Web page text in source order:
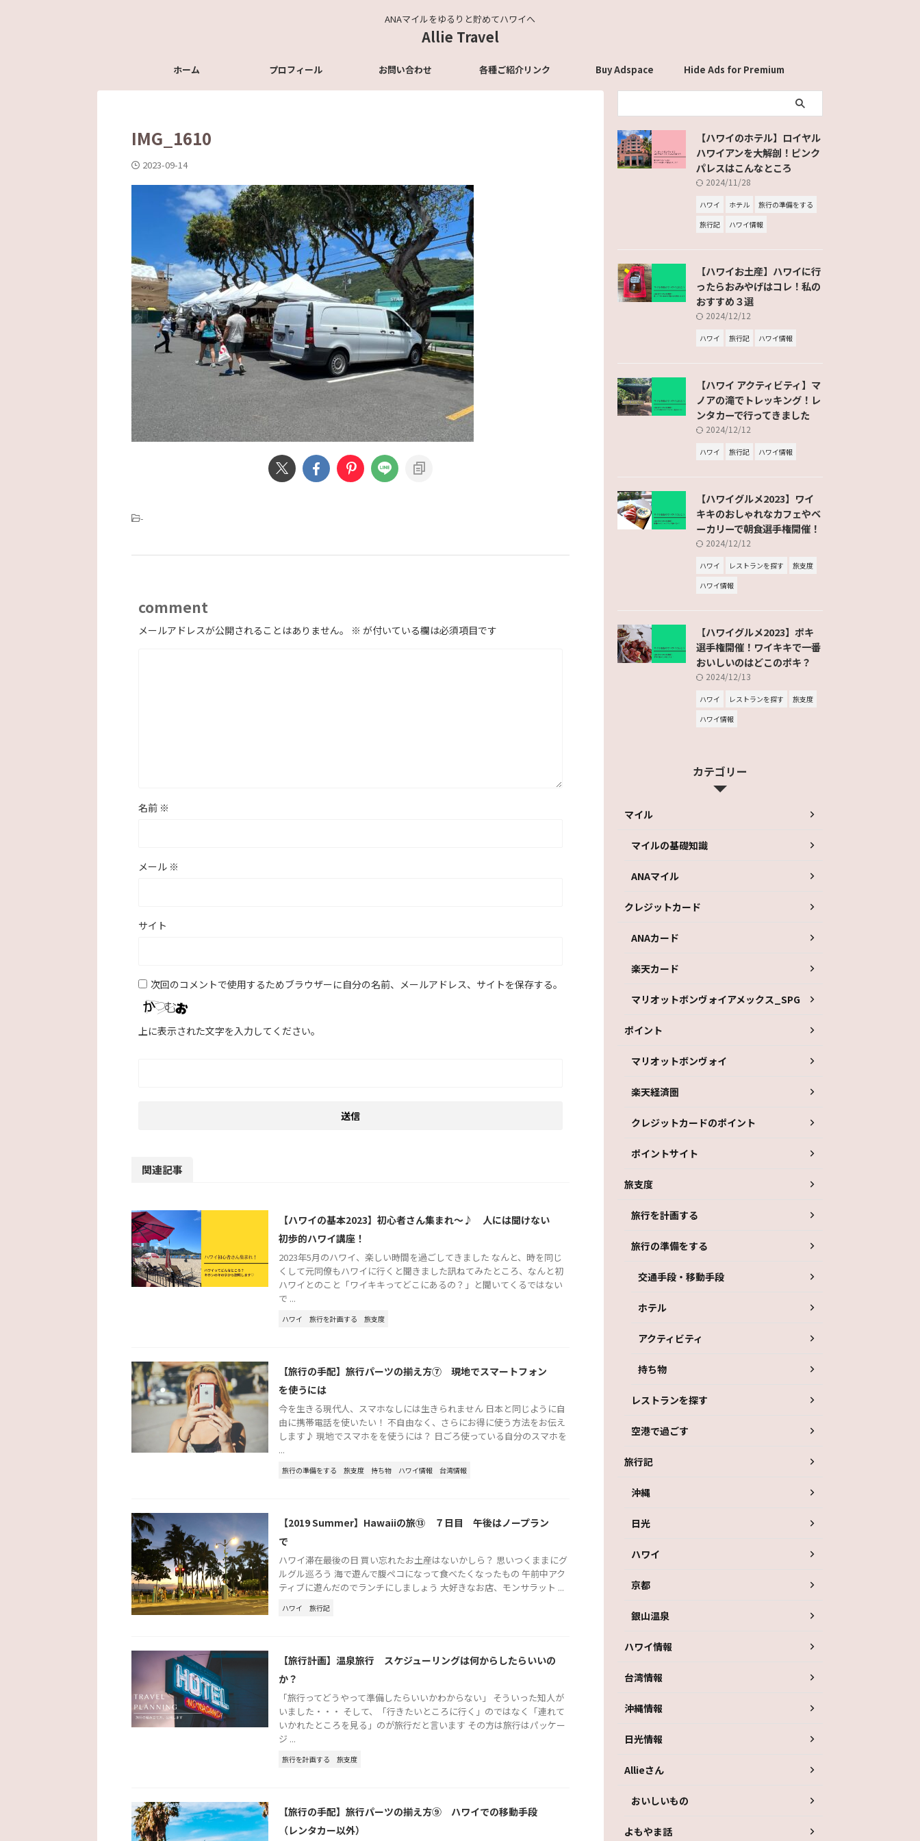
ANAマイルをゆるりと貯めてハワイへ
Allie Travel
ホーム プロフィール お問い合わせ 各種ご紹介リンク Buy Adspace Hide Ads for Premium
IMG_1610
2023-09-14
-
comment
メールアドレスが公開されることはありません。 ※ が付いている欄は必須項目です
名前 ※
メール ※
サイト
次回のコメントで使用するためブラウザーに自分の名前、メールアドレス、サイトを保存する。
上に表示された文字を入力してください。
関連記事
【ハワイの基本2023】初心者さん集まれ～♪ 人には聞けない
初歩的ハワイ講座！
2023年5月のハワイ、楽しい時間を過ごしてきました なんと、時を同じ
くして元同僚もハワイに行くと聞きました訊ねてみたところ、なんと初
ハワイとのこと「ワイキキってどこにあるの？」と聞いてくるではない
で ...
ハワイ 旅行を計画する 旅支度
【旅行の手配】旅行パーツの揃え方⑦ 現地でスマートフォン
を使うには
今を生きる現代人、スマホなしには生きられません 日本と同じように自
由に携帯電話を使いたい！ 不自由なく、さらにお得に使う方法をお伝え
します♪ 現地でスマホをを使うには？ 日ごろ使っている自分のスマホを
...
旅行の準備をする 旅支度 持ち物 ハワイ情報 台湾情報
【2019 Summer】Hawaiiの旅⑬ ７日目 午後はノープラン
で
ハワイ滞在最後の日 買い忘れたお土産はないかしら？ 思いつくままにグ
ルグル巡ろう 海で遊んで腹ペコになって食べたくなったもの 午前中アク
ティブに遊んだのでランチにしましょう 大好きなお店、モンサラット ...
ハワイ 旅行記
【旅行計画】温泉旅行 スケジューリングは何からしたらいいの
か？
「旅行ってどうやって準備したらいいかわからない」 そういった知人が
いました・・・ そして、「行きたいところに行く」のではなく「連れて
いかれたところを見る」のが旅行だと言います その方は旅行はパッケー
ジ ...
旅行を計画する 旅支度
【旅行の手配】旅行パーツの揃え方⑨ ハワイでの移動手段
（レンタカー以外）
【ハワイのホテル】ロイヤル
ハワイアンを大解剖！ピンク
パレスはこんなところ
2024/11/28
ハワイ ホテル
旅行の準備をする
旅行記
ハワイ情報
【ハワイお土産】ハワイに行
ったらおみやげはコレ！私の
おすすめ３選
2024/12/12
ハワイ 旅行記 ハワイ情報
【ハワイ アクティビティ】マ
ノアの滝でトレッキング！レ
ンタカーで行ってきました
2024/12/12
ハワイ 旅行記 ハワイ情報
【ハワイグルメ2023】ワイ
キキのおしゃれなカフェやベ
ーカリーで朝食選手権開催！
2024/12/12
ハワイ レストランを探す
旅支度
ハワイ情報
【ハワイグルメ2023】ポキ
選手権開催！ワイキキで一番
おいしいのはどこのポキ？
2024/12/13
ハワイ レストランを探す
旅支度
ハワイ情報
カテゴリー
マイル
マイルの基礎知識
ANAマイル
クレジットカード
ANAカード
楽天カード
マリオットボンヴォイアメックス_SPG
ポイント
マリオットボンヴォイ
楽天経済圏
クレジットカードのポイント
ポイントサイト
旅支度
旅行を計画する
旅行の準備をする
交通手段・移動手段
ホテル
アクティビティ
持ち物
レストランを探す
空港で過ごす
旅行記
沖縄
日光
ハワイ
京都
銀山温泉
ハワイ情報
台湾情報
沖縄情報
日光情報
Allieさん
おいしいもの
よもやま話